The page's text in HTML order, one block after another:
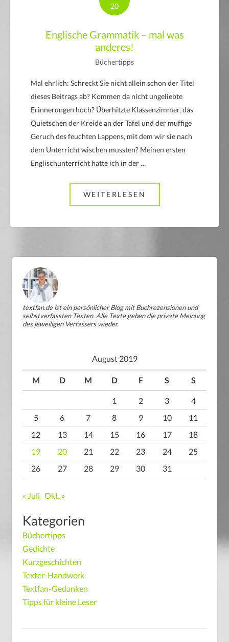
20
Englische Grammatik – mal was
anderes!
Büchertipps
Mal ehrlich: Schreckt Sie nicht allein schon der Titel
dieses Beitrags ab? Kommen da nicht ungeliebte
Erinnerungen hoch? Überhitzte Klassenzimmer, das
Quietschen der Kreide an der Tafel und der muffige
Geruch des feuchten Lappens, mit dem wir sie nach
dem Unterricht wischen mussten? Meinen ersten
Englischunterricht hatte ich in der …
WEITERLESEN
textfan.de ist ein persönlicher Blog mit Buchrezensionen und
selbstverfassten Texten. Alle Texte geben die private Meinung
des jeweiligen Verfassers wieder.
August 2019
M D M D F S S
1 2 3
4
5
6 7 8 9 10
11
12
13 14 15 16 17
18
19
20 21 22 23 24
25
26
27 28 29 30 31
« Juli Okt. »
Kategorien
Büchertipps
Gedichte
Kurzgeschichten
Texter-Handwerk
Textfan-Gedanken
Tipps für kleine Leser